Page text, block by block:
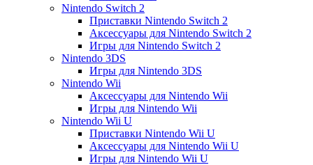
Nintendo Switch 2
Приставки Nintendo Switch 2
Аксессуары для Nintendo Switch 2
Игры для Nintendo Switch 2
Nintendo 3DS
Игры для Nintendo 3DS
Nintendo Wii
Аксессуары для Nintendo Wii
Игры для Nintendo Wii
Nintendo Wii U
Приставки Nintendo Wii U
Аксессуары для Nintendo Wii U
Игры для Nintendo Wii U